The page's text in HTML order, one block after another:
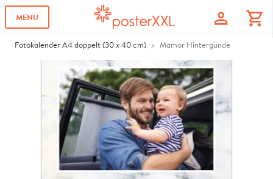
MENU profile shopping_cart
Fotokalender A4 doppelt (30 x 40 cm) Mamor Hintergünde